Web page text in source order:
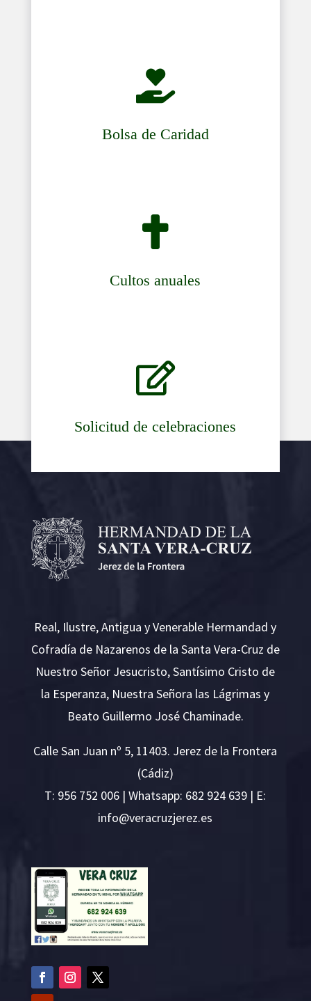

Bolsa de Caridad

Cultos anuales

Solicitud de celebraciones
Real, Ilustre, Antigua y Venerable Hermandad y
Cofradía de Nazarenos de la Santa Vera-Cruz de
Nuestro Señor Jesucristo, Santísimo Cristo de
la Esperanza, Nuestra Señora las Lágrimas y
Beato Guillermo José Chaminade.
Calle San Juan nº 5, 11403. Jerez de la Frontera
(Cádiz)
T: 956 752 006 | Whatsapp: 682 924 639 | E:
se.ze
rejzu
rcare
v@ofn
i